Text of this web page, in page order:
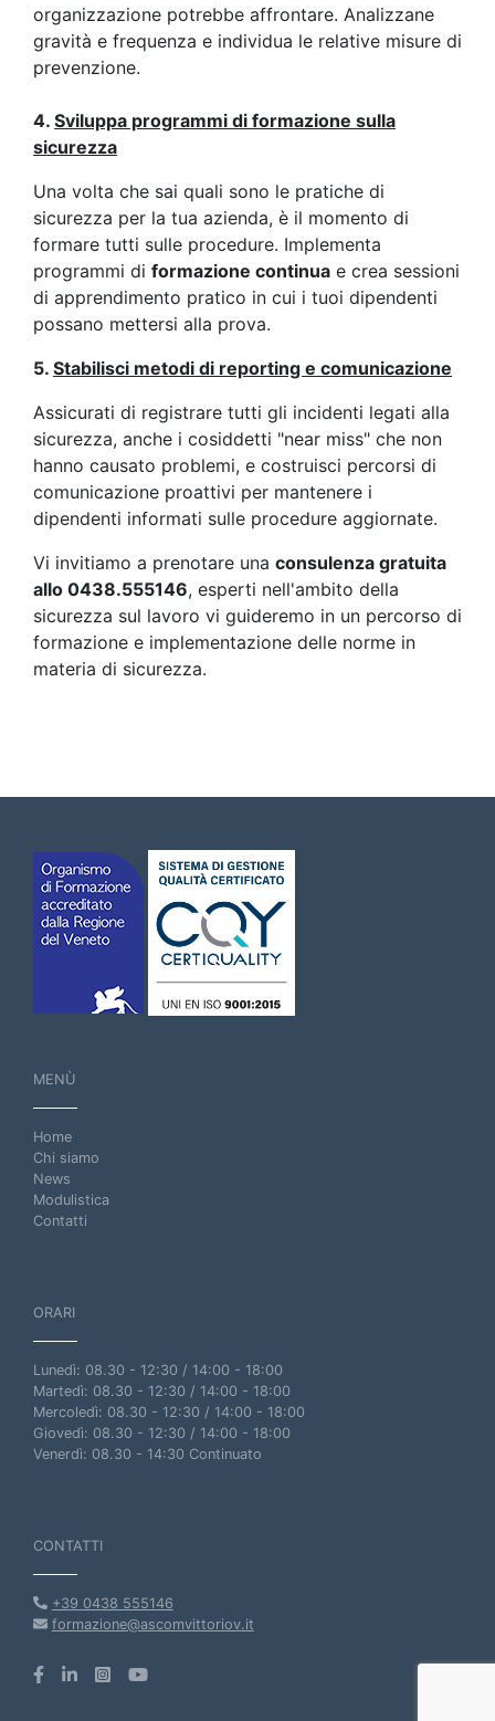
organizzazione potrebbe affrontare. Analizzane
gravità e frequenza e individua le relative misure di
prevenzione.
4. Sviluppa programmi di formazione sulla
sicurezza
Una volta che sai quali sono le pratiche di
sicurezza per la tua azienda, è il momento di
formare tutti sulle procedure. Implementa
programmi di formazione continua e crea sessioni
di apprendimento pratico in cui i tuoi dipendenti
possano mettersi alla prova.
5. Stabilisci metodi di reporting e comunicazione
Assicurati di registrare tutti gli incidenti legati alla
sicurezza, anche i cosiddetti "near miss" che non
hanno causato problemi, e costruisci percorsi di
comunicazione proattivi per mantenere i
dipendenti informati sulle procedure aggiornate.
Vi invitiamo a prenotare una consulenza gratuita
allo 0438.555146, esperti nell'ambito della
sicurezza sul lavoro vi guideremo in un percorso di
formazione e implementazione delle norme in
materia di sicurezza.
MENÙ
Home
Chi siamo
News
Modulistica
Contatti
ORARI
Lunedì: 08.30 - 12:30 / 14:00 - 18:00
Martedì: 08.30 - 12:30 / 14:00 - 18:00
Mercoledì: 08.30 - 12:30 / 14:00 - 18:00
Giovedì: 08.30 - 12:30 / 14:00 - 18:00
Venerdì: 08.30 - 14:30 Continuato
CONTATTI
+39 0438 555146
formazione@ascomvittoriov.it